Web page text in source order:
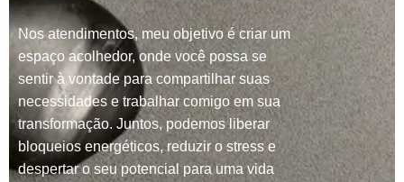
Nos atendimentos, meu objetivo é criar um
espaço acolhedor, onde você possa se
sentir à vontade para compartilhar suas
necessidades e trabalhar comigo em sua
transformação. Juntos, podemos liberar
bloqueios energéticos, reduzir o stress e
despertar o seu potencial para uma vida